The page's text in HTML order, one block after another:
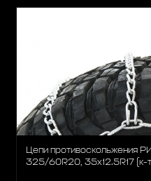
Цепи противоскольжения
325/60R20, 35x12.5R17 (к-т